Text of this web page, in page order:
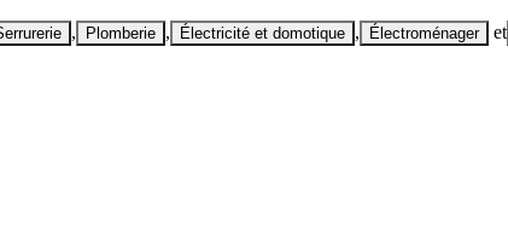
, Plomberie , Électricité et domotique , Électroménager et